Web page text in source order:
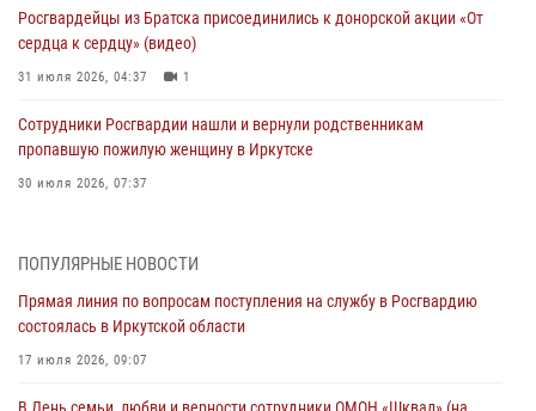
Росгвардейцы из Братска присоединились к донорской акции «От
сердца к сердцу» (видео)
31 июля 2026, 04:37 1
Сотрудники Росгвардии нашли и вернули родственникам
пропавшую пожилую женщину в Иркутске
30 июля 2026, 07:37
жителей Иркутской области
При силовой поддержке СОБР Росгвардии в Иркутской области
провели рейды по соблюдению миграционного законодательства
ПОПУЛЯРНЫЕ НОВОСТИ
Прямая линия по вопросам поступления на службу в Росгвардию
состоялась в Иркутской области
17 июля 2026, 09:07